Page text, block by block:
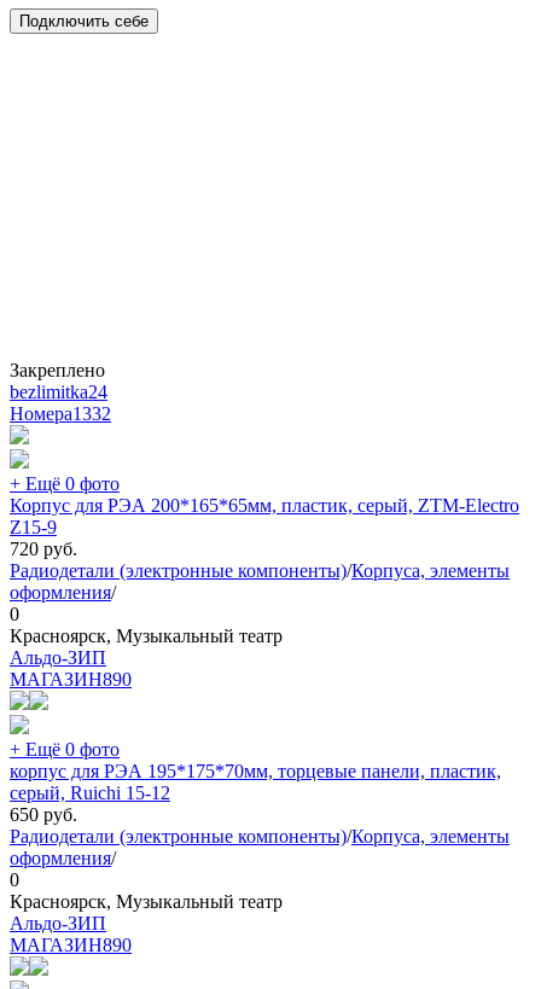
Подключить себе
Закреплено
bezlimitka24
Номера1332
+ Ещё 0 фото
Корпус для РЭА 200*165*65мм, пластик, серый, ZTM-Electro
Z15-9
720 руб.
Радиодетали (электронные компоненты)/Корпуса, элементы
оформления/
0
Красноярск, Музыкальный театр
Альдо-ЗИП
МАГАЗИН890
+ Ещё 0 фото
корпус для РЭА 195*175*70мм, торцевые панели, пластик,
серый, Ruichi 15-12
650 руб.
Радиодетали (электронные компоненты)/Корпуса, элементы
оформления/
0
Красноярск, Музыкальный театр
Альдо-ЗИП
МАГАЗИН890